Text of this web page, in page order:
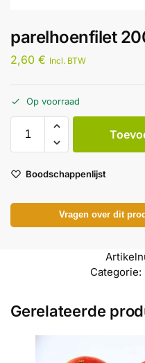
parelhoenfilet
2,60 € Incl. BTW
Op voorraad
Boodschappenlijst
Vragen over dit
Categorie:
Gerelateerde